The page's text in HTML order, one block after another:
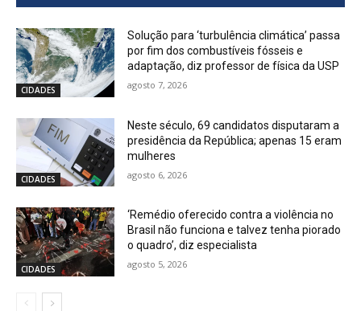
CIDADES
Solução para ‘turbulência climática’ passa
por fim dos combustíveis fósseis e
adaptação, diz professor de física da USP
agosto 7, 2026
CIDADES
Neste século, 69 candidatos disputaram a
presidência da República; apenas 15 eram
mulheres
agosto 6, 2026
CIDADES
‘Remédio oferecido contra a violência no
Brasil não funciona e talvez tenha piorado
o quadro’, diz especialista
agosto 5, 2026